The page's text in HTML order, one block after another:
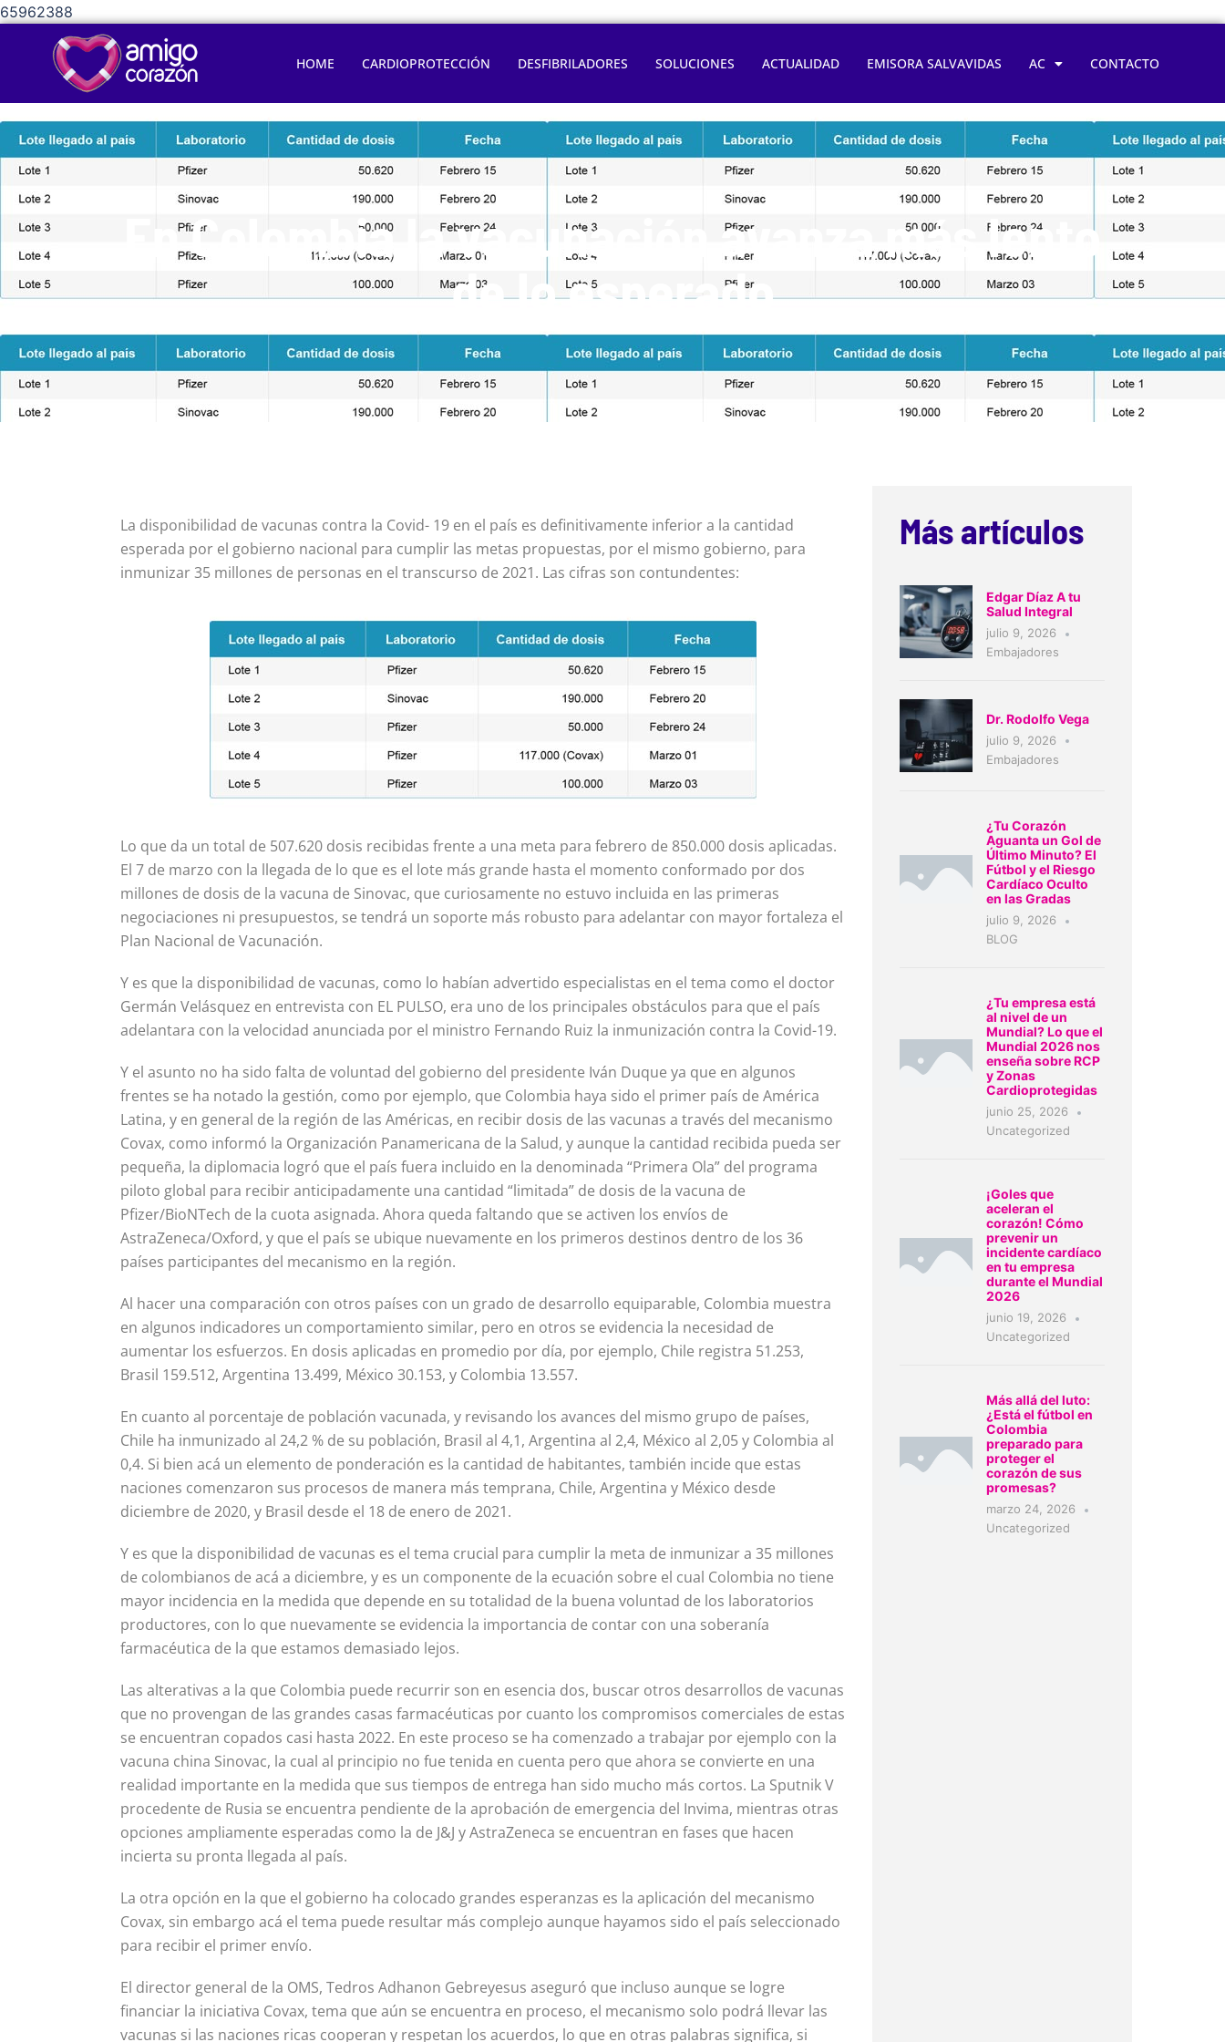
65962388
HOME CARDIOPROTECCIÓN DESFIBRILADORES SOLUCIONES ACTUALIDAD EMISORA SALVAVIDAS AC CONTACTO
En Colombia la vacunación avanza más lento
de lo esperado
La disponibilidad de vacunas contra la Covid- 19 en el país es definitivamente inferior a la cantidad
esperada por el gobierno nacional para cumplir las metas propuestas, por el mismo gobierno, para
inmunizar 35 millones de personas en el transcurso de 2021. Las cifras son contundentes:
Lo que da un total de 507.620 dosis recibidas frente a una meta para febrero de 850.000 dosis aplicadas.
El 7 de marzo con la llegada de lo que es el lote más grande hasta el momento conformado por dos
millones de dosis de la vacuna de Sinovac, que curiosamente no estuvo incluida en las primeras
negociaciones ni presupuestos, se tendrá un soporte más robusto para adelantar con mayor fortaleza el
Plan Nacional de Vacunación.
Y es que la disponibilidad de vacunas, como lo habían advertido especialistas en el tema como el doctor
Germán Velásquez en entrevista con EL PULSO, era uno de los principales obstáculos para que el país
adelantara con la velocidad anunciada por el ministro Fernando Ruiz la inmunización contra la Covid-19.
Y el asunto no ha sido falta de voluntad del gobierno del presidente Iván Duque ya que en algunos
frentes se ha notado la gestión, como por ejemplo, que Colombia haya sido el primer país de América
Latina, y en general de la región de las Américas, en recibir dosis de las vacunas a través del mecanismo
Covax, como informó la Organización Panamericana de la Salud, y aunque la cantidad recibida pueda ser
pequeña, la diplomacia logró que el país fuera incluido en la denominada “Primera Ola” del programa
piloto global para recibir anticipadamente una cantidad “limitada” de dosis de la vacuna de
Pfizer/BioNTech de la cuota asignada. Ahora queda faltando que se activen los envíos de
AstraZeneca/Oxford, y que el país se ubique nuevamente en los primeros destinos dentro de los 36
países participantes del mecanismo en la región.
Al hacer una comparación con otros países con un grado de desarrollo equiparable, Colombia muestra
en algunos indicadores un comportamiento similar, pero en otros se evidencia la necesidad de
aumentar los esfuerzos. En dosis aplicadas en promedio por día, por ejemplo, Chile registra 51.253,
Brasil 159.512, Argentina 13.499, México 30.153, y Colombia 13.557.
En cuanto al porcentaje de población vacunada, y revisando los avances del mismo grupo de países,
Chile ha inmunizado al 24,2 % de su población, Brasil al 4,1, Argentina al 2,4, México al 2,05 y Colombia al
0,4. Si bien acá un elemento de ponderación es la cantidad de habitantes, también incide que estas
naciones comenzaron sus procesos de manera más temprana, Chile, Argentina y México desde
diciembre de 2020, y Brasil desde el 18 de enero de 2021.
Y es que la disponibilidad de vacunas es el tema crucial para cumplir la meta de inmunizar a 35 millones
de colombianos de acá a diciembre, y es un componente de la ecuación sobre el cual Colombia no tiene
mayor incidencia en la medida que depende en su totalidad de la buena voluntad de los laboratorios
productores, con lo que nuevamente se evidencia la importancia de contar con una soberanía
farmacéutica de la que estamos demasiado lejos.
Las alterativas a la que Colombia puede recurrir son en esencia dos, buscar otros desarrollos de vacunas
que no provengan de las grandes casas farmacéuticas por cuanto los compromisos comerciales de estas
se encuentran copados casi hasta 2022. En este proceso se ha comenzado a trabajar por ejemplo con la
vacuna china Sinovac, la cual al principio no fue tenida en cuenta pero que ahora se convierte en una
realidad importante en la medida que sus tiempos de entrega han sido mucho más cortos. La Sputnik V
procedente de Rusia se encuentra pendiente de la aprobación de emergencia del Invima, mientras otras
opciones ampliamente esperadas como la de J&J y AstraZeneca se encuentran en fases que hacen
incierta su pronta llegada al país.
La otra opción en la que el gobierno ha colocado grandes esperanzas es la aplicación del mecanismo
Covax, sin embargo acá el tema puede resultar más complejo aunque hayamos sido el país seleccionado
para recibir el primer envío.
El director general de la OMS, Tedros Adhanon Gebreyesus aseguró que incluso aunque se logre
financiar la iniciativa Covax, tema que aún se encuentra en proceso, el mecanismo solo podrá llevar las
vacunas si las naciones ricas cooperan y respetan los acuerdos, lo que en otras palabras significa, si
Más artículos
Edgar Díaz A tu
Salud Integral
julio 9, 2026
Embajadores
Dr. Rodolfo Vega
julio 9, 2026
Embajadores
¿Tu Corazón
Aguanta un Gol de
Último Minuto? El
Fútbol y el Riesgo
Cardíaco Oculto
en las Gradas
julio 9, 2026
BLOG
¿Tu empresa está
al nivel de un
Mundial? Lo que el
Mundial 2026 nos
enseña sobre RCP
y Zonas
Cardioprotegidas
junio 25, 2026
Uncategorized
¡Goles que
aceleran el
corazón! Cómo
prevenir un
incidente cardíaco
en tu empresa
durante el Mundial
2026
junio 19, 2026
Uncategorized
Más allá del luto:
¿Está el fútbol en
Colombia
preparado para
proteger el
corazón de sus
promesas?
marzo 24, 2026
Uncategorized